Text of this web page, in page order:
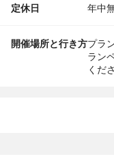
定休日 年中
開催場所と行き方プラ
ラン
くだ